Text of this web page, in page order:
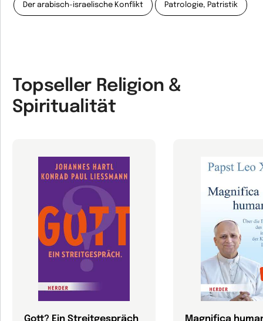
Der arabisch-israelische Konflikt Patrologie, Patristik
Topseller Religion &
Spiritualität
Gott? Ein Streitgespräch Magnifica